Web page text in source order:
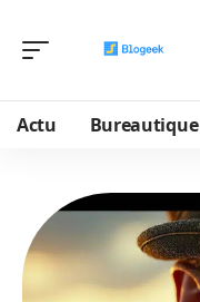
Actu Bureautique